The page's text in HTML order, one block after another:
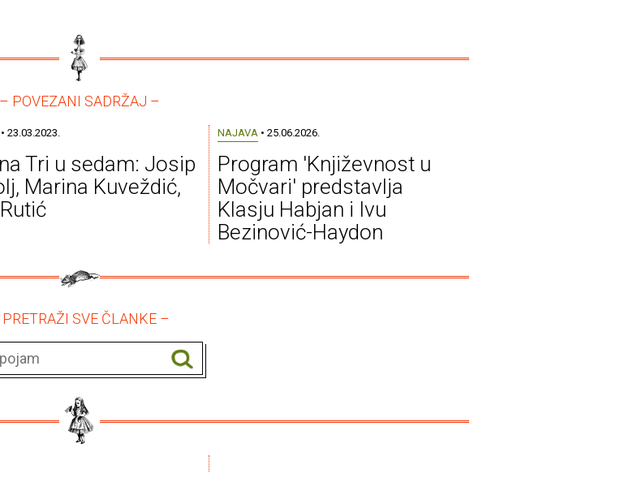
– POVEZANI SADRŽAJ –
• 23.03.2023.
Tri u sedam: Josip
Marina Kuveždić,
NAJAVA • 25.06.2026.
Program 'Književnost u
Močvari' predstavlja
Klasju Habjan i Ivu
Bezinović-Haydon
SVE ČLANKE –